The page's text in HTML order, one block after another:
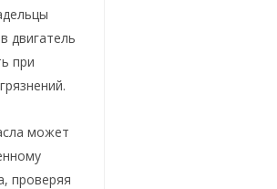
двигатель
при
может
проверяя